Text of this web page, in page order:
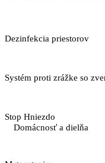
Dezinfekcia priestorov
Systém proti zrážke so
Stop Hniezdo
Domácnosť a dielňa